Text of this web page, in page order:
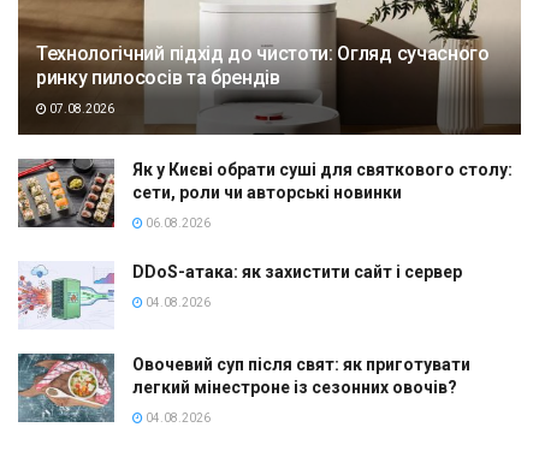
Технологічний підхід до чистоти: Огляд сучасного
ринку пилососів та брендів
07.08.2026
Як у Києві обрати суші для святкового столу:
сети, роли чи авторські новинки
06.08.2026
DDoS-атака: як захистити сайт і сервер
04.08.2026
Овочевий суп після свят: як приготувати
легкий мінестроне із сезонних овочів?
04.08.2026